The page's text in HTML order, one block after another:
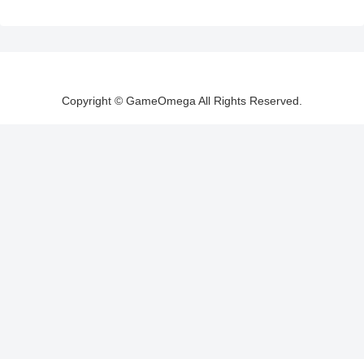
Copyright © GameOmega All Rights Reserved.